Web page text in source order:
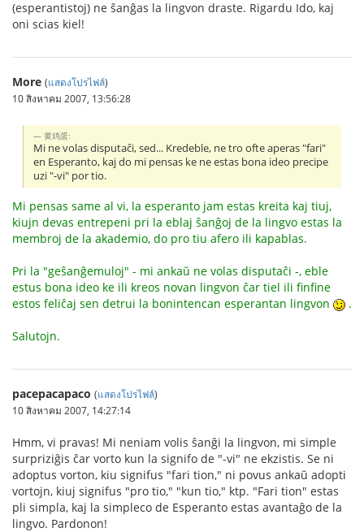
(esperantistoj) ne ŝanĝas la lingvon draste. Rigardu Ido, kaj
oni scias kiel!
More (แสดงโปรไฟล์)
10 สิงหาคม 2007, 13:56:28
黄鸡蛋:
Mi ne volas disputaĉi, sed... Kredeble, ne tro ofte aperas "fari"
en Esperanto, kaj do mi pensas ke ne estas bona ideo precipe
uzi "-vi" por tio.
Mi pensas same al vi, la esperanto jam estas kreita kaj tiuj,
kiujn devas entrepeni pri la eblaj ŝanĝoj de la lingvo estas la
membroj de la akademio, do pro tiu afero ili kapablas.
Pri la "geŝanĝemuloj" - mi ankaŭ ne volas disputaĉi -, eble
estus bona ideo ke ili kreos novan lingvon ĉar tiel ili finfine
estos feliĉaj sen detrui la bonintencan esperantan lingvon
.
Salutojn.
pacepacapaco (แสดงโปรไฟล์)
10 สิงหาคม 2007, 14:27:14
Hmm, vi pravas! Mi neniam volis ŝanĝi la lingvon, mi simple
surpriziĝis ĉar vorto kun la signifo de "-vi" ne ekzistis. Se ni
adoptus vorton, kiu signifus "fari tion," ni povus ankaŭ adopti
vortojn, kiuj signifus "pro tio," "kun tio," ktp. "Fari tion" estas
pli simpla, kaj la simpleco de Esperanto estas avantaĝo de la
lingvo. Pardonon!